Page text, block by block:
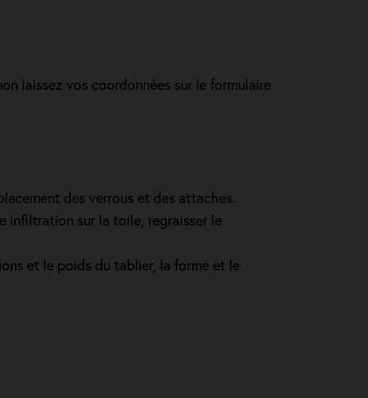
laissez vos coordonnées sur le formulaire
des verrous et des attaches.
infiltration sur la toile, regraisser le
et le poids du tablier, la forme et le